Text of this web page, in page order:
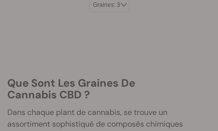
Que Sont Les Graines De
Cannabis CBD ?
Dans chaque plant de cannabis, se trouve un
assortiment sophistiqué de composés chimiques